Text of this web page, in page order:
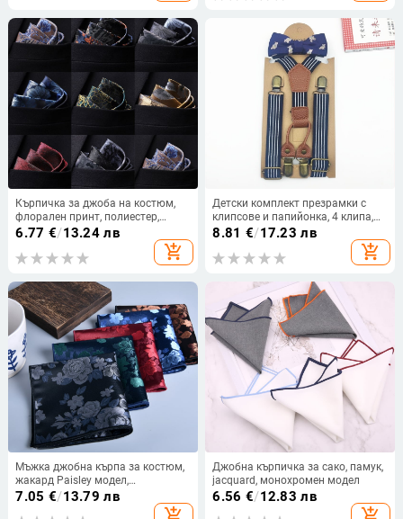
Кърпичка за джоба на костюм,
флорален принт, полиестер,
подплата от полиестрови влакна,
преждово боядисано, печат
6.77 €/13.24 лв
add_shopping_cart
Детски комплект презрамки с
клипсове и папийонка, 4 клипа,
еластична лента, регулируема
8.81 €/17.23 лв
add_shopping_cart
Мъжка джобна кърпа за костюм,
жакард Paisley модел,
полиестерна прежда, стил за
7.05 €/13.79 лв
Джобна кърпичка за сако, памук,
jacquard, монохромен модел
6.56 €/12.83 лв